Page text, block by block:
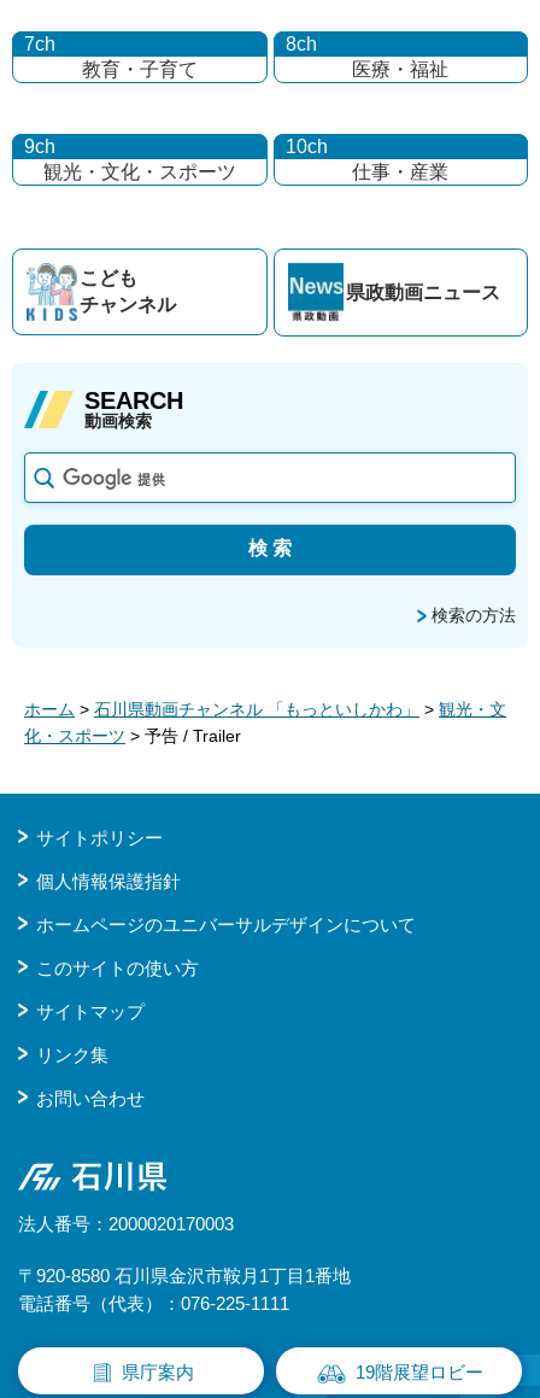
7ch
教育・子育て
8ch
医療・福祉
9ch
観光・文化・ スポーツ
10ch
仕事・産業
こども
チャンネル
県政動画ニュース
SEARCH
動画検索
検索の方法
ホーム > 石川県動画チャンネル 「もっといしかわ」 > 観光・文
化・スポーツ > 予告 / Trailer
サイトポリシー
個人情報保護指針
ホームページのユニバーサルデザインについて
このサイトの使い方
サイトマップ
リンク集
お問い合わせ
石川県
法人番号：2000020170003
〒920-8580 石川県金沢市鞍月1丁目1番地
電話番号（代表）：076-225-1111
県庁案内 19階展望ロビー